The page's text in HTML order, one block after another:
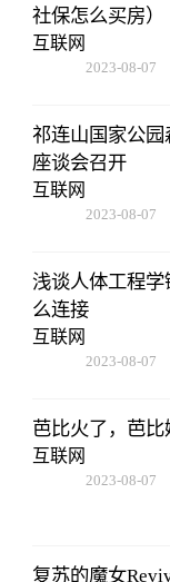
社保怎么买房）
互联网
2023-08-07
祁连山国家公
座谈会召开
互联网
2023-08-07
浅谈人体工程
么连接
互联网
2023-08-07
芭比火了，芭
互联网
2023-08-07
复苏的魔女